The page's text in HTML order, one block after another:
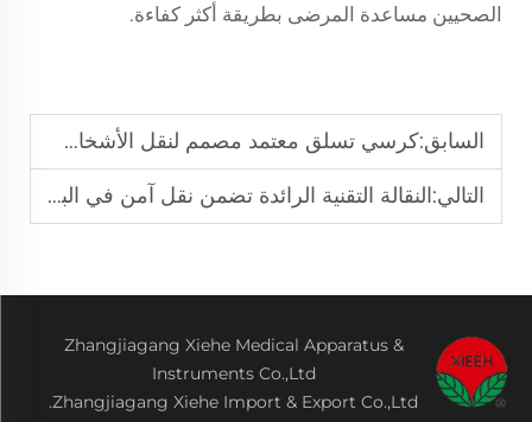
الصحيين مساعدة المرضى بطريقة أكثر كفاءة.
السابق:كرسي تسلق معتمد مصمم لنقل الأشخاص الذين يعانون من مشاكل في الحركة بأمان وسهولة في تركيا.
التالي:النقالة التقنية الرائدة تضمن نقل آمن في البيئات المعقدة.
Zhangjiagang Xiehe Medical Apparatus &
Instruments Co.,Ltd
Zhangjiagang Xiehe Import & Export Co.,Ltd.